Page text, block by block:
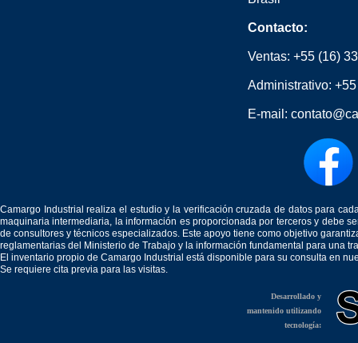
Contacto:
Ventas: +55 (16)
Administrativo:
E-mail:
Camargo Industrial realiza el estudio y la verificación cruzada de datos para
maquinaria intermediaria, la información es proporcionada por terceros y debe
de consultores y técnicos especializados. Este apoyo tiene como objetivo
reglamentarias del Ministerio de Trabajo y la información fundamental para una
El inventario propio de Camargo Industrial está disponible para su consulta en
Se requiere cita previa para las visitas.
Desarrollado y
mantenido utilizando
tecnología: